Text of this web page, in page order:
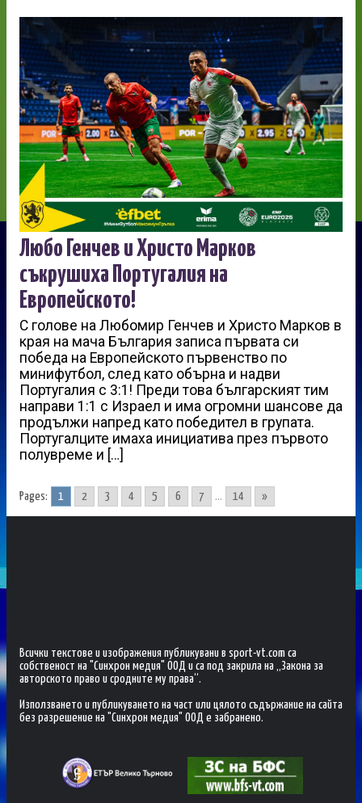
Любо Генчев и Христо Марков
съкрушиха Португалия на
Европейското!
С голове на Любомир Генчев и Христо Марков в
края на мача България записа първата си
победа на Европейското първенство по
минифутбол, след като обърна и надви
Португалия с 3:1! Преди това българският тим
направи 1:1 с Израел и има огромни шансове да
продължи напред като победител в групата.
Португалците имаха инициатива през първото
полувреме и […]
Pages: 1 2 3 4 5 6 7 ... 14 »
Всички текстове и изображения публикувани в sport-vt.com са
собственост на "Синхрон медия" ООД и са под закрила на „Закона за
авторското право и сродните му права“.
Използването и публикуването на част или цялото съдържание на сайта
без разрешение на "Синхрон медия" ООД е забранено.